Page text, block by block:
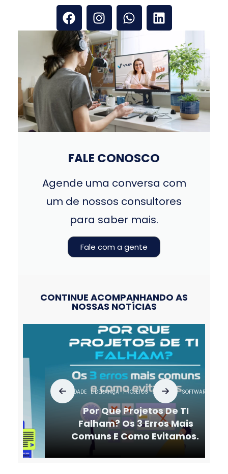
FALE CONOSCO
Agende uma conversa com
um de nossos consultores
para saber mais.
Fale com a gente
CONTINUE ACOMPANHANDO AS
NOSSAS NOTÍCIAS
AGILIDADE LIDERANÇA PROJETOS SERVIÇOS SOFTWARE SUSTENTAÇÃO
Por Que Projetos De TI
Falham? Os 3 Erros Mais
Comuns E Como Evitamos.